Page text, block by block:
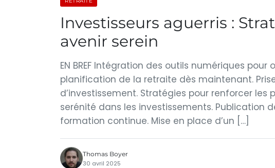
Investisseurs aguerris :
avenir serein
EN BREF Intégration des outils numériques
planification de la retraite dès maintenant.
d’investissement. Stratégies pour renforcer les
serénité dans les investissements. Publication
formation continue. Mise en place d’un […]
Thomas Boyer
30 avril 2025